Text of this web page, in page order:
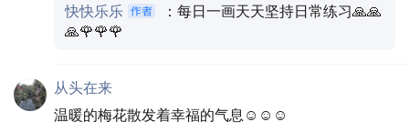
快快乐乐
：每日一画天天坚持日常练习🙏🙏
🙏🌹🌹🌹
从头在来
温暖的梅花散发着幸福的气息☺️☺️☺️